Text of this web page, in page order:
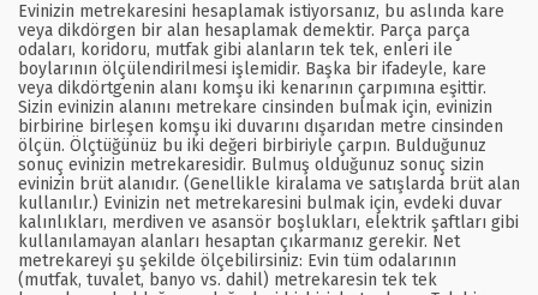
Evinizin metrekaresini hesaplamak istiyorsanız, bu aslında kare
veya dikdörgen bir alan hesaplamak demektir. Parça parça
odaları, koridoru, mutfak gibi alanların tek tek, enleri ile
boylarının ölçülendirilmesi işlemidir. Başka bir ifadeyle, kare
veya dikdörtgenin alanı komşu iki kenarının çarpımına eşittir.
Sizin evinizin alanını metrekare cinsinden bulmak için, evinizin
birbirine birleşen komşu iki duvarını dışarıdan metre cinsinden
ölçün. Ölçtüğünüz bu iki değeri birbiriyle çarpın. Bulduğunuz
sonuç evinizin metrekaresidir. Bulmuş olduğunuz sonuç sizin
evinizin brüt alanıdır. (Genellikle kiralama ve satışlarda brüt alan
kullanılır.) Evinizin net metrekaresini bulmak için, evdeki duvar
kalınlıkları, merdiven ve asansör boşlukları, elektrik şaftları gibi
kullanılamayan alanları hesaptan çıkarmanız gerekir. Net
metrekareyi şu şekilde ölçebilirsiniz: Evin tüm odalarının
(mutfak, tuvalet, banyo vs. dahil) metrekaresin tek tek